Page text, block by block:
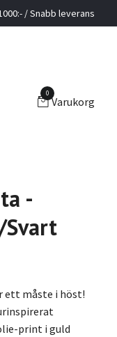
/ Snabb leverans
0
Varukorg
-
ett måste i höst!
print i guld